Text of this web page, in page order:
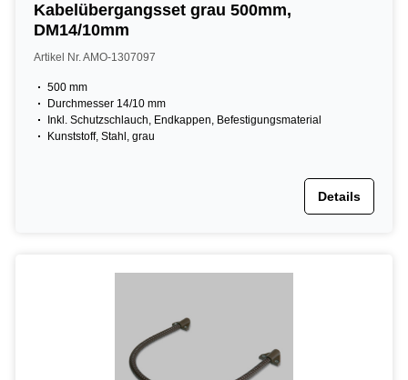
Kabelübergangsset grau 500mm,
DM14/10mm
Artikel Nr. AMO-1307097
500 mm
Durchmesser 14/10 mm
Inkl. Schutzschlauch, Endkappen, Befestigungsmaterial
Kunststoff, Stahl, grau
Details